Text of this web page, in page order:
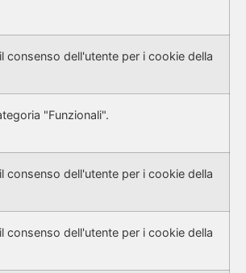
consenso dell'utente per i cookie della
"Funzionali".
consenso dell'utente per i cookie della
consenso dell'utente per i cookie della